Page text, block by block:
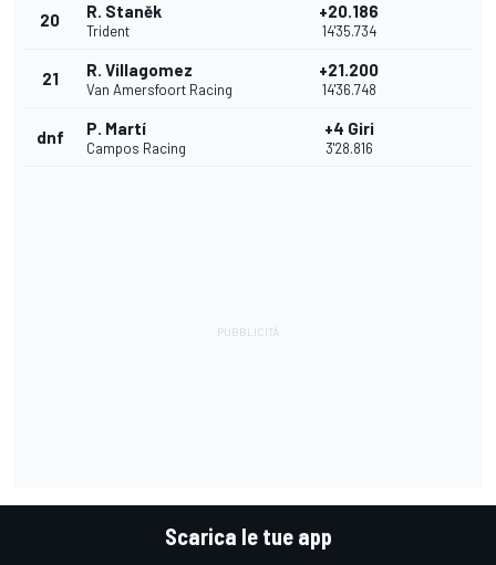
20 R. Staněk
Trident
+20.186
14'35.734
21 R. Villagomez
Van Amersfoort Racing
+21.200
14'36.748
dnf P. Martí
Campos Racing
+4 Giri
3'28.816
Scarica le tue app